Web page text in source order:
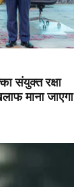
संयुक्त रक्षा
माना जाएगा